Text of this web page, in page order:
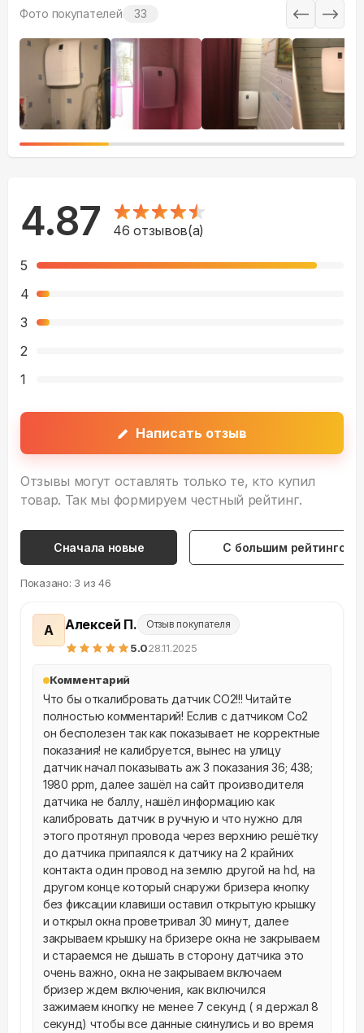
Фото покупателей 33
4.87 46 отзывов(а)
5
4
3
2
1
Написать отзыв
Отзывы могут оставлять только те, кто купил
товар. Так мы формируем честный рейтинг.
Сначала новые С большим рейтингом
Показано: 3 из46
А Алексей П. Отзыв покупателя
5.028.11.2025
Комментарий
Что бы откалибровать датчик CO2!!! Читайте
полностью комментарий! Еслив с датчиком Co2
он бесполезен так как показывает не корректные
показания! не калибруется, вынес на улицу
датчик начал показывать аж 3 показания 36; 438;
1980 ppm, далее зашёл на сайт производителя
датчика не баллу, нашёл информацию как
калибровать датчик в ручную и что нужно для
этого протянул провода через верхнию решётку
до датчика припаялся к датчику на 2 крайних
контакта один провод на землю другой на hd, на
другом конце который снаружи бризера кнопку
без фиксации клавиши оставил открытую крышку
и открыл окна проветривал 30 минут, далее
закрываем крышку на бризере окна не закрываем
и стараемся не дышать в сторону датчика это
очень важно, окна не закрываем включаем
бризер ждем включения, как включился
зажимаем кнопку не менее 7 секунд ( я держал 8
секунд) чтобы все данные скинулись и во время